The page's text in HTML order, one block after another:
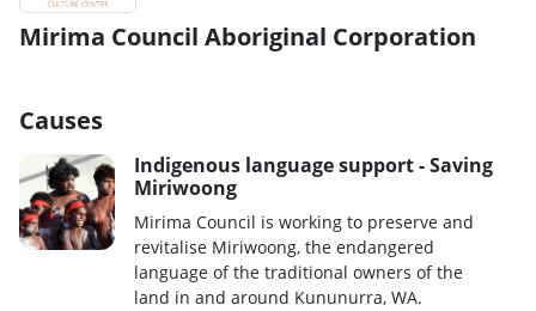
Mirima Council Aboriginal Corporation
Causes
Indigenous language support - Saving
Miriwoong
Mirima Council is working to preserve and
revitalise Miriwoong, the endangered
language of the traditional owners of the
land in and around Kununurra, WA.